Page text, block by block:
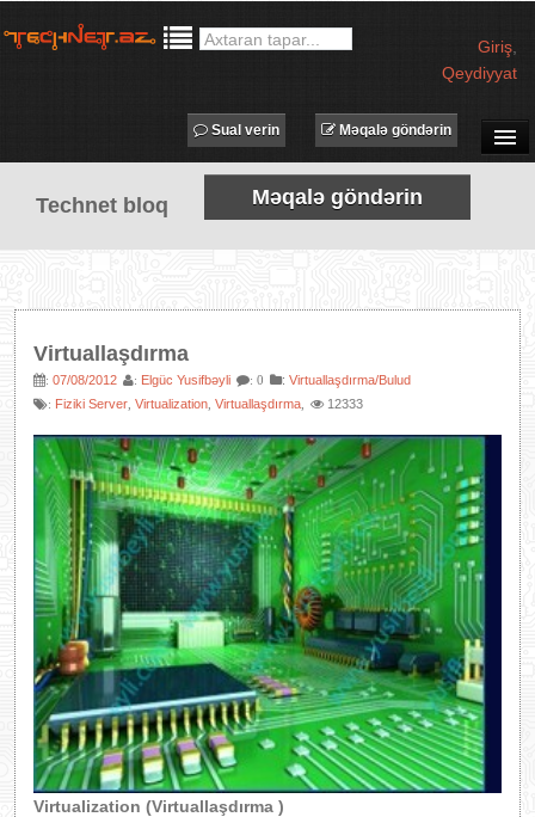
Giriş
Qeydiyyat
SUAL-CAVAB
TECHNET TV
MƏQALƏLƏR
AVADANLIQLAR
IT LÜĞƏT
XƏBƏRLƏR
Məqalə göndərin
Sual verin
Technet bloq Məqalə göndərin
Virtuallaşdırma
: 07/08/2012 : Elgüc Yusifbəyli : 0 : Virtuallaşdırma/Bulud
: Fiziki Server Virtualization Virtuallaşdırma 12333
Virtualization (Virtuallaşdırma )